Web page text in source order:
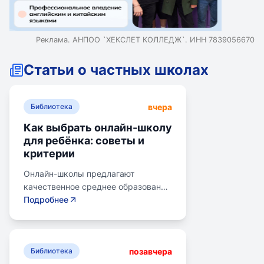
Реклама. АНПОО `ХЕКСЛЕТ КОЛЛЕДЖ`. ИНН 7839056670
Статьи о частных школах
Библиотека вчера
Как выбрать онлайн-школу
для ребёнка: советы и
критерии
Онлайн-школы предлагают
качественное среднее образование
без привязки к району. Важно
предпочитаемую нагрузку. Важно
Подробнее
Библиотека позавчера